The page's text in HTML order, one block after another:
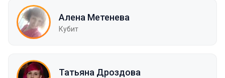
Алена Метенева
Кубит
Татьяна Дроздова